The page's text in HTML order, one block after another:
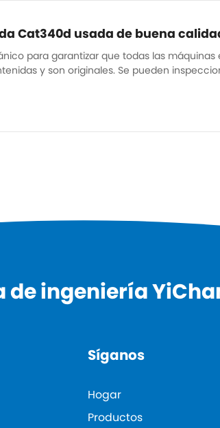
Cat340d usada de buena
para garantizar que todas las
y son originales. Se pueden
ingeniería
Síganos
Hogar
Productos